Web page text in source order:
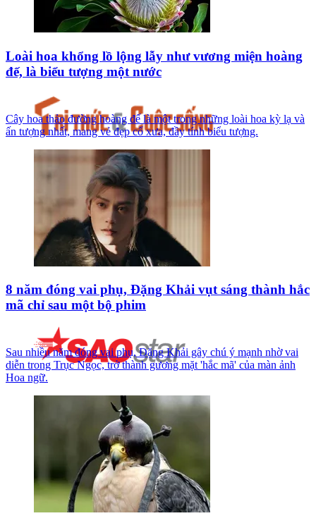
Loài hoa khổng lồ lộng lẫy như vương miện hoàng
đế, là biểu tượng một nước
Cây hoa thảo đường hoàng đế là một trong những loài hoa kỳ lạ và
ấn tượng nhất, mang vẻ đẹp cổ xưa, đầy tính biểu tượng.
8 năm đóng vai phụ, Đặng Khải vụt sáng thành hắc
mã chỉ sau một bộ phim
Sau nhiều năm đóng vai phụ, Đặng Khải gây chú ý mạnh nhờ vai
diễn trong Trục Ngọc, trở thành gương mặt 'hắc mã' của màn ảnh
Hoa ngữ.